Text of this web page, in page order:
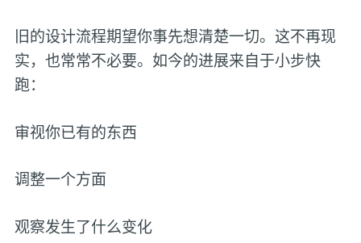
旧的设计流程期望你事先想清楚一切。这不再现
实，也常常不必要。如今的进展来自于小步快
跑：
审视你已有的东西
调整一个方面
观察发生了什么变化